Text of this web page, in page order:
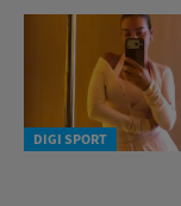
DIGI SPORT